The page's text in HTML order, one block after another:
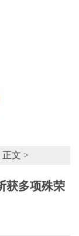
正文 >
获多项殊荣